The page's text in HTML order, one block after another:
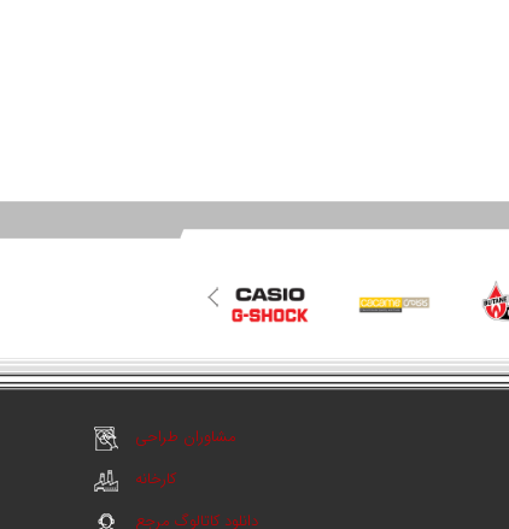
مشاوران طراحی
کارخانه
دانلود کاتالوگ مرجع